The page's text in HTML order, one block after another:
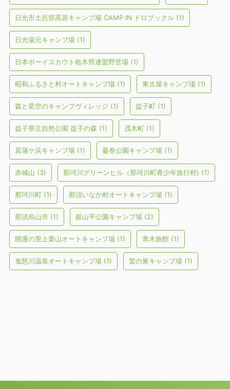
日光市土呂部高原キャンプ場 CAMP IN ドロブックル (1)
日光湯元キャンプ場 (1)
日本ボーイスカウト栃木県連盟野営場 (1)
昭和ふるさと村オートキャンプ場 (1) 東古屋キャンプ場 (1)
森と星空のキャンプヴィレッジ (1) 益子町 (1)
益子県立自然公園 益子の森 (1) 茂木町 (1)
菖蒲ケ浜キャンプ場 (1) 蔓巻公園キャンプ場 (1)
赤城山 (3) 那珂川グリーンヒル（那珂川町青少年旅行村) (1)
那珂川町 (1) 那須いなか村オートキャンプ場 (1)
那須烏山市 (1) 銀山平公園キャンプ場 (2)
開運の里上栗山オートキャンプ場 (1) 青木旅館 (1)
鬼怒川温泉オートキャンプ場 (1) 鷲の巣キャンプ場 (1)